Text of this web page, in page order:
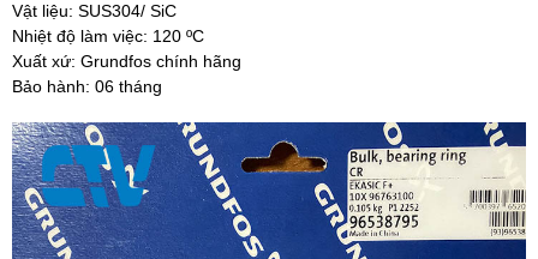
Vật liệu: SUS304/ SiC
Nhiệt độ làm việc: 120 ºC
Xuất xứ: Grundfos chính hãng
Bảo hành: 06 tháng